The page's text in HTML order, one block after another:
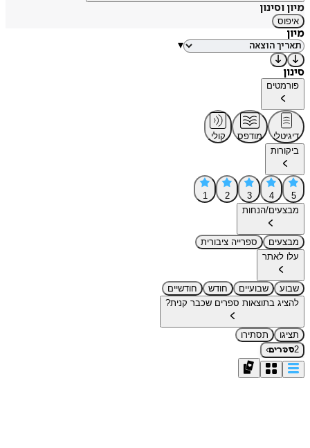
מיון וסינון
איפוס
מיון
▾
סינון
פורמטים
דיגיטלי מודפס
קולי
ביקורות
5
4
3
2
1
מבצעים/הנחות
מבצעים
ספרייה ציבורית
עלו לאתר
שבוע שבועיים חודש
חודשיים
להציג בתוצאות ספרים שכבר קנית?
תציגו
תסתירו
2ספרים›